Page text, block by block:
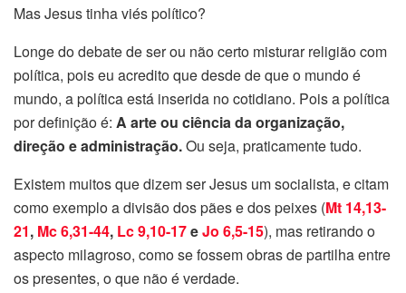
Mas Jesus tinha viés político?
Longe do debate de ser ou não certo misturar religião com
política, pois eu acredito que desde de que o mundo é
mundo, a política está inserida no cotidiano. Pois a política
por definição é: A arte ou ciência da organização,
direção e administração.Ou seja, praticamente tudo.
Existem muitos que dizem ser Jesus um socialista, e citam
como exemplo a divisão dos pães e dos peixes (Mt 14,13-
21, Mc 6,31-44, Lc 9,10-17eJo 6,5-15), mas retirando o
aspecto milagroso, como se fossem obras de partilha entre
os presentes, o que não é verdade.